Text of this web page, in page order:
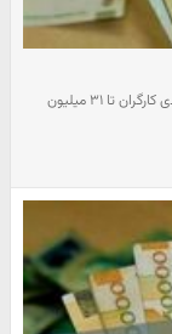
عیدی کارمندان و کارگران ۱۴۰۵ اعلام شد؛ افزایش چشمگیر عیدی کارگران تا ۳۱ میلیون